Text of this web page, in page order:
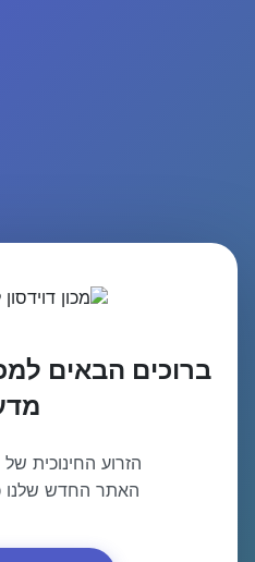
ברוכים הבאים
הזרוע החינוכית של
האתר החדש שלנו